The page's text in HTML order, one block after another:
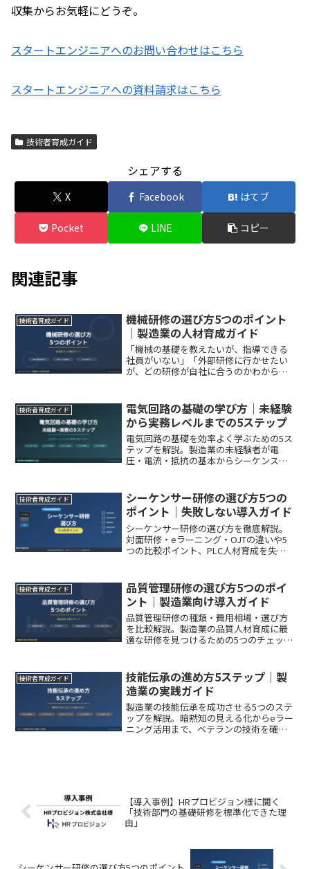
収集からお気軽にどうぞ。
スタートエンジニアへのお問い合わせはこちら
スタートエンジニアへの資料請求はこちら
技術者育成ガイド
シェアする
X Facebook はてブ
Pocket LINE コピー
関連記事
技術者育成ガイド
機械研修の選び方5つのポイント
｜製造業の人材育成ガイド
「機械の基礎を教えたいが、指導できる
社員がいない」「外部研修に行かせたい
が、どの研修が自社に合うのかわからな
業省・厚生労働省・文部科学省が発表し
た「2025年版 もの...
技術者育成ガイド
電気回路の基礎の学び方｜未経験
から実務レベルまでの5ステップ
電気回路の基礎を効率よく学ぶための5ス
テップを解説。製造業の未経験者が電
圧・電流・抵抗の基本からシーケンス制
技術者育成ガイド
シーケンサー研修の選び方5つの
ポイント｜失敗しない導入ガイド
シーケンサー研修の選び方を徹底解説。
対面研修・eラーニング・OJTの違いや5
つの比較ポイント、PLC人材育成を失敗
技術者育成ガイド
品質管理研修の選び方5つのポイ
ント｜製造業向け導入ガイド
品質管理研修の種類・費用相場・選び方
を比較解説。製造業の品質人材育成に最
適な研修を見つけるための5つのチェック
技術者育成ガイド
技能伝承の進め方5ステップ｜製
造業の実践ガイド
製造業の技能伝承を成功させる5つのステ
ップを解説。暗黙知の見える化からeラー
ニング活用まで、ベテランの技術を確実
【導入事例】HRプロビジョン様に聞く
「技術部門の基礎研修を標準化できた理
由」